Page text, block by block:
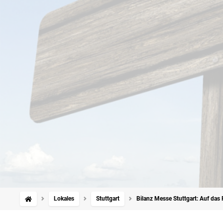
Lokales Stuttgart Bilanz Messe Stuttgart: Auf das